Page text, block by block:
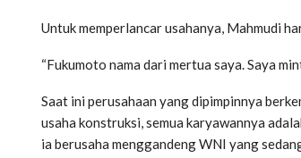
Untuk memperlancar usahanya, Mahmudi
“Fukumoto nama dari mertua saya. Saya
Saat ini perusahaan yang dipimpinnya
usaha konstruksi, semua karyawannya
ia berusaha menggandeng WNI yang